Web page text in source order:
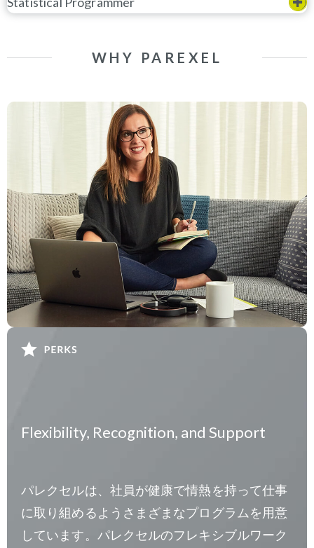
WHY PAREXEL
Flexibility, Recognition, and Support
パレクセルは、社員が健康で情熱を持って仕事
に取り組めるようさまざまなプログラムを用意
しています。パレクセルのフレキシブルワーク